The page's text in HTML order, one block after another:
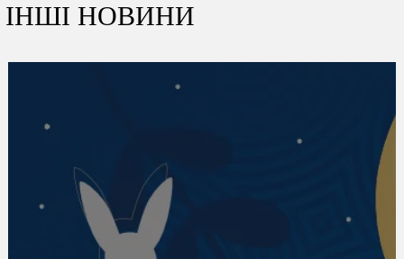
ІНШІ НОВИНИ